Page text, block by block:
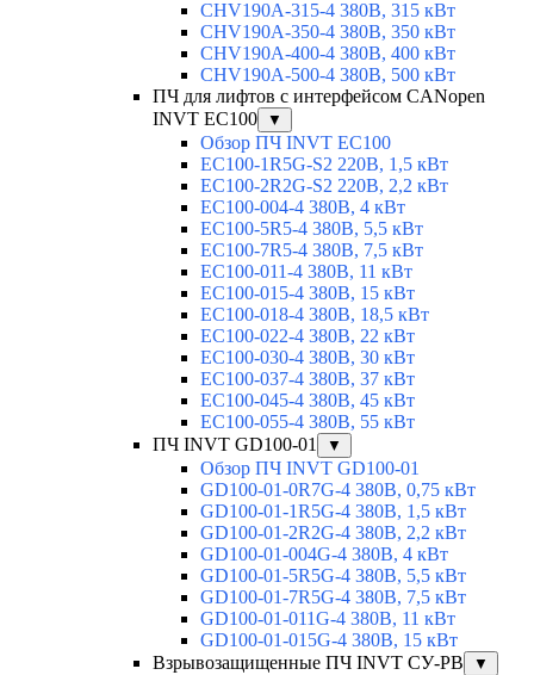
CHV190A-315-4 380В, 315 кВт
CHV190A-350-4 380В, 350 кВт
CHV190A-400-4 380В, 400 кВт
CHV190A-500-4 380В, 500 кВт
ПЧ для лифтов с интерфейсом CANopen
INVT EC100
▼
Обзор ПЧ INVT EC100
EC100-1R5G-S2 220В, 1,5 кВт
EC100-2R2G-S2 220В, 2,2 кВт
EC100-004-4 380В, 4 кВт
EC100-5R5-4 380В, 5,5 кВт
EC100-7R5-4 380В, 7,5 кВт
EC100-011-4 380В, 11 кВт
EC100-015-4 380В, 15 кВт
EC100-018-4 380В, 18,5 кВт
EC100-022-4 380В, 22 кВт
EC100-030-4 380В, 30 кВт
EC100-037-4 380В, 37 кВт
EC100-045-4 380В, 45 кВт
EC100-055-4 380В, 55 кВт
ПЧ INVT GD100-01
▼
Обзор ПЧ INVT GD100-01
GD100-01-0R7G-4 380В, 0,75 кВт
GD100-01-1R5G-4 380В, 1,5 кВт
GD100-01-2R2G-4 380В, 2,2 кВт
GD100-01-004G-4 380В, 4 кВт
GD100-01-5R5G-4 380В, 5,5 кВт
GD100-01-7R5G-4 380В, 7,5 кВт
GD100-01-011G-4 380В, 11 кВт
GD100-01-015G-4 380В, 15 кВт
Взрывозащищенные ПЧ INVT СУ-РВ
▼